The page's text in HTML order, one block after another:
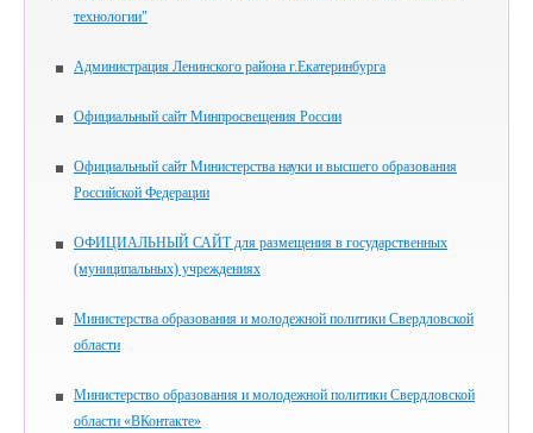
технологии"
Администрация Ленинского района г.Екатеринбурга
Официальный сайт Минпросвещения России
Официальный сайт Министерства науки и высшего образования
Российской Федерации
ОФИЦИАЛЬНЫЙ САЙТ для размещения в государственных
(муниципальных) учреждениях
Министерства образования и молодежной политики Свердловской
области
Министерство образования и молодежной политики Свердловской
области «ВКонтакте»